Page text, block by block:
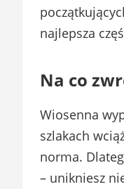
najlepsza
Na co
Wiosenna
szlakach
norma.
– unikniesz